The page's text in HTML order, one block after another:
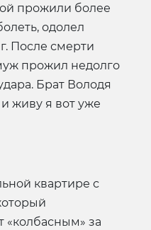
прожили более
одолел
После смерти
прожил недолго
Брат Володя
живу я вот уже
квартире с
за